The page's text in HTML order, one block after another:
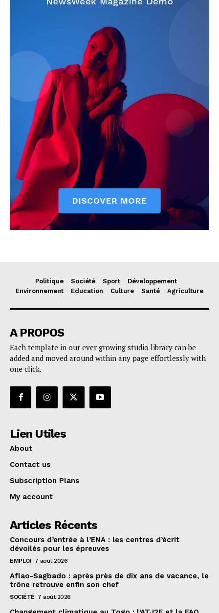
Politique Société Sport
Développement
Environnement
Education Culture Santé Agriculture
A PROPOS
Each template in our ever growing studio library can be
added and moved around within any page effortlessly with
one click.
Lien Utiles
About
Contact us
Subscription Plans
My account
Articles Récents
Concours d’entrée à l’ENA : les centres d’écrit
dévoilés pour les épreuves
EMPLOI 7 août 2026
Aflao-Sagbado : après près de dix ans de vacance, le
trône retrouve enfin son chef
SOCIÉTÉ 7 août 2026